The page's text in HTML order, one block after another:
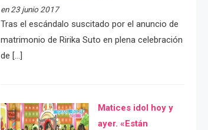
en 23 junio 2017
Tras el escándalo suscitado por el anuncio de
matrimonio de Ririka Suto en plena celebración
de […]
Matices idol hoy y
ayer. «Están